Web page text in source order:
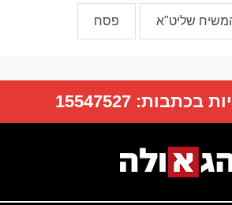
שליט"א פסח
בכתבות:15547527